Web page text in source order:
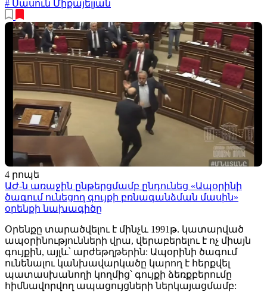
# Սասուն Միքայելյան
4 րոպե
ԱԺ-ն առաջին ընթերցմամբ ընդունեց «Ապօրինի
ծագում ունեցող գույքի բռնագանձման մասին»
օրենքի նախագիծը
Օրենքը տարածվելու է մինչև 1991թ. կատարված
ապօրինությունների վրա, վերաբերելու է ոչ միայն
գույքին, այլև՝ արժեթղթերին: Ապօրինի ծագում
ունենալու կանխավարկածը կարող է հերքվել
պատասխանողի կողմից՝ գույքի ձեռքբերումը
հիմնավորվող ապացույցների ներկայացմամբ: